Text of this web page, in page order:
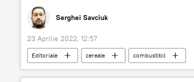
Serghei Savciuk
23 Aprilie 2022, 12:57
Editoriale cereale combustibil